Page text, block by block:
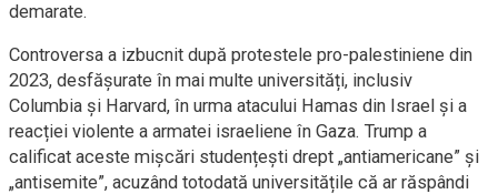
demarate.
Controversa a izbucnit după protestele pro-palestiniene din
2023, desfășurate în mai multe universități, inclusiv
Columbia și Harvard, în urma atacului Hamas din Israel și a
reacției violente a armatei israeliene în Gaza. Trump a
calificat aceste mișcări studențești drept „antiamericane” și
„antisemite”, acuzând totodată universitățile că ar răspândi